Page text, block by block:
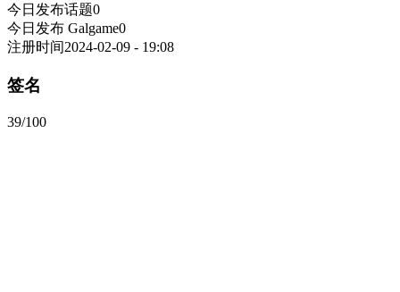
今日发布话题0
今日发布 Galgame0
注册时间2024-02-09 - 19:08
签名
39/100